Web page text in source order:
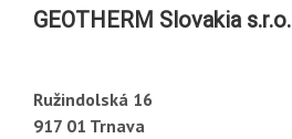
GEOTHERM Slovakia s.r.o.
Ružindolská 16
917 01 Trnava